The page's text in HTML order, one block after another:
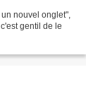
nouvel onglet",
gentil de le